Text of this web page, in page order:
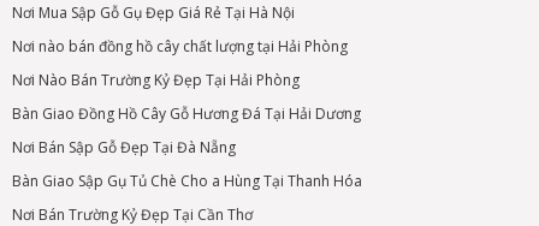
Nơi Mua Sập Gỗ Gụ Đẹp Giá Rẻ Tại Hà Nội
Nơi nào bán đồng hồ cây chất lượng tại Hải Phòng
Nơi Nào Bán Trường Kỷ Đẹp Tại Hải Phòng
Bàn Giao Đồng Hồ Cây Gỗ Hương Đá Tại Hải Dương
Nơi Bán Sập Gỗ Đẹp Tại Đà Nẵng
Bàn Giao Sập Gụ Tủ Chè Cho a Hùng Tại Thanh Hóa
Nơi Bán Trường Kỷ Đẹp Tại Cần Thơ